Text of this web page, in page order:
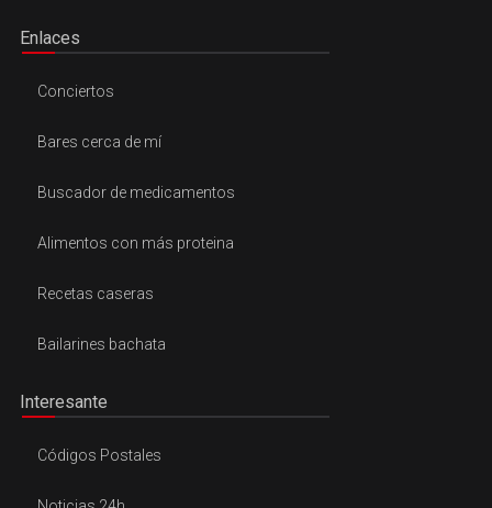
Enlaces
Conciertos
Bares cerca de mí
Buscador de medicamentos
Alimentos con más proteina
Recetas caseras
Bailarines bachata
Interesante
Códigos Postales